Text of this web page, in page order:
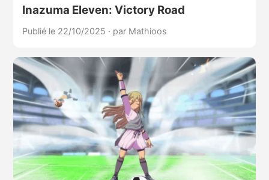
Inazuma Eleven: Victory Road
Publié le 22/10/2025 · par Mathioos